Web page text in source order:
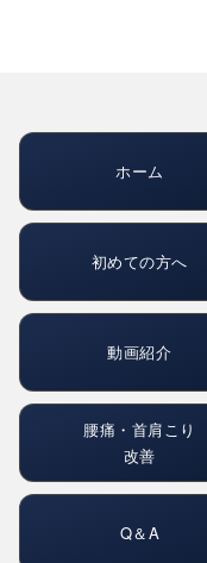
ホーム
初めての方へ
動画紹介
腰痛・首肩こり
改善
Q＆A